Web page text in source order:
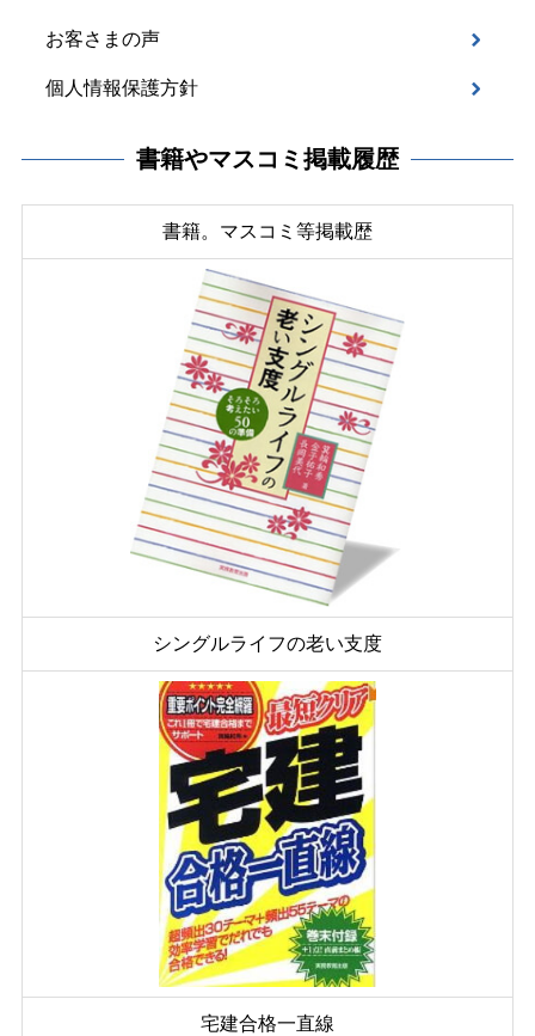
お客さまの声
個人情報保護方針
書籍やマスコミ掲載履歴
書籍。マスコミ等掲載歴
シングルライフの老い支度
宅建合格一直線